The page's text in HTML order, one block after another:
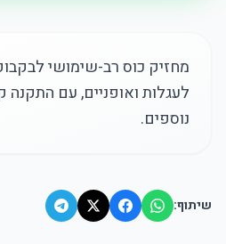
מחזיק כוס רב-שימושי
לעגלות ואופניים, עם התקנה
נוספים.
שיתוף: